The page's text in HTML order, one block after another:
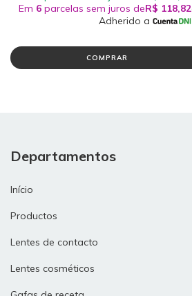
Departamentos
Início
Productos
Lentes de contacto
Lentes cosméticos